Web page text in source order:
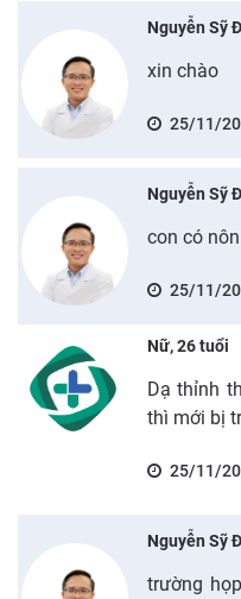
Nguyễn Sỹ
xin chào
25/11/
Nguyễn Sỹ
con có
25/11/
Nữ, 26 tuổi
Dạ thỉnh
thì mới bị
25/11/
Nguyễn Sỹ
trường